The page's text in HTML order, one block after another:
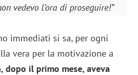
vedevo l’ora di proseguire!”
immediati si sa, per ogni
vera per la motivazione a
dopo il primo mese, aveva